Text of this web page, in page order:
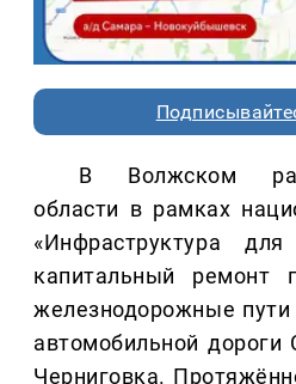
В Волжском
области в рамках
«Инфраструктура
капитальный ремонт
железнодорожные
автомобильной
Черниговка.